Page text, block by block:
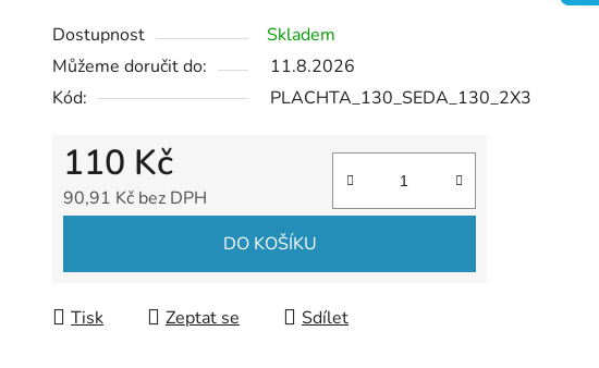
Dostupnost
Skladem
Můžeme doručit do:
11.8.2026
Kód:
PLACHTA_130_SEDA_130_2X3
110 Kč
90,91 Kč bez DPH
DO KOŠÍKU
Tisk Zeptat se Sdílet